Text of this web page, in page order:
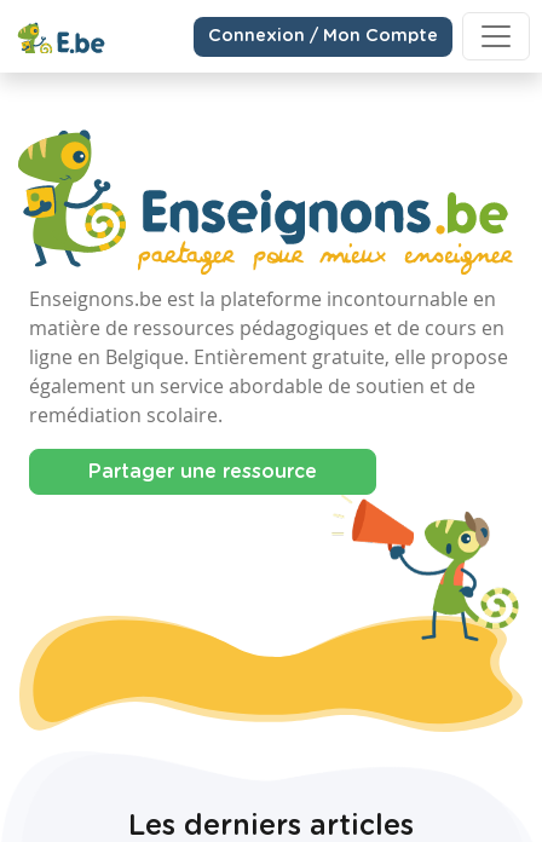
Connexion / Mon Compte
Enseignons.be est la plateforme incontournable en
matière de ressources pédagogiques et de cours en
ligne en Belgique. Entièrement gratuite, elle propose
également un service abordable de soutien et de
remédiation scolaire.
Partager une ressource
Les derniers articles